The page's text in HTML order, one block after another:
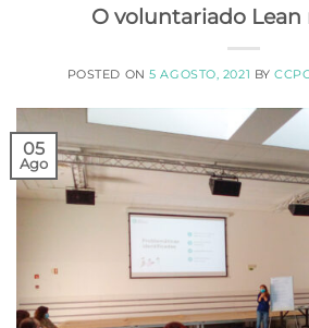
O voluntariado Lean
POSTED ON5 AGOSTO, 2021 BY
05
Ago